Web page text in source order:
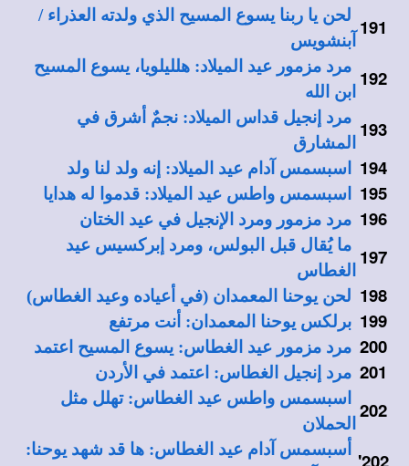
191 لحن يا ربنا يسوع المسيح الذي ولدته العذراء /
آبنشويس
192 مرد مزمور عيد الميلاد: هلليلويا، يسوع المسيح
ابن الله
193 مرد إنجيل قداس الميلاد: نجمٌ أشرق في
المشارق
194 اسبسمس آدام عيد الميلاد: إنه ولد لنا ولد
195 اسبسمس واطس عيد الميلاد: قدموا له هدايا
196 مرد مزمور ومرد الإنجيل في عيد الختان
197 ما يُقال قبل البولس، ومرد إبركسيس عيد
الغطاس
198 لحن يوحنا المعمدان (في أعياده وعيد الغطاس)
199 برلكس يوحنا المعمدان: أنت مرتفع
200 مرد مزمور عيد الغطاس: يسوع المسيح اعتمد
201 مرد إنجيل الغطاس: اعتمد في الأردن
202
اسبسمس واطس عيد الغطاس: تهلل مثل
الحملان
202
'
أسبسمس آدام عيد الغطاس: ها قد شهد يوحنا: